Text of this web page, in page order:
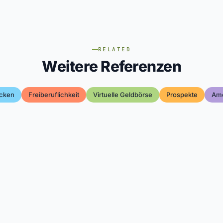
RELATED
Weitere Referenzen
Freiberuflichkeit Virtuelle Geldbörse Prospekte